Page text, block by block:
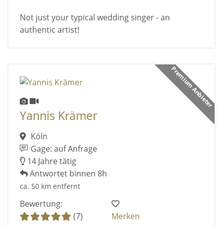
Not just your typical wedding singer - an
authentic artist!
Premium Anbieter
Yannis Krämer
Köln
Gage: auf Anfrage
14 Jahre tätig
Antwortet binnen 8h
ca. 50 km entfernt
Bewertung:
(7)
Merken